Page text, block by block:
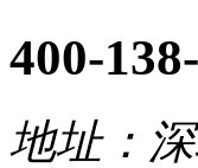
400-
地址：